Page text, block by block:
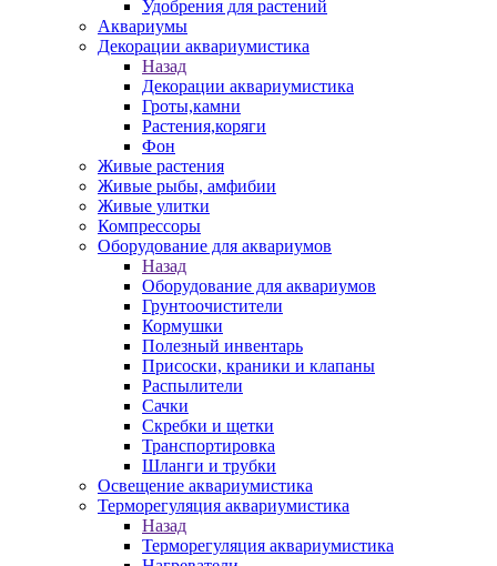
Удобрения для растений
Аквариумы
Декорации аквариумистика
Назад
Декорации аквариумистика
Гроты,камни
Растения,коряги
Фон
Живые растения
Живые рыбы, амфибии
Живые улитки
Компрессоры
Оборудование для аквариумов
Назад
Оборудование для аквариумов
Грунтоочистители
Кормушки
Полезный инвентарь
Присоски, краники и клапаны
Распылители
Сачки
Скребки и щетки
Транспортировка
Шланги и трубки
Освещение аквариумистика
Терморегуляция аквариумистика
Назад
Терморегуляция аквариумистика